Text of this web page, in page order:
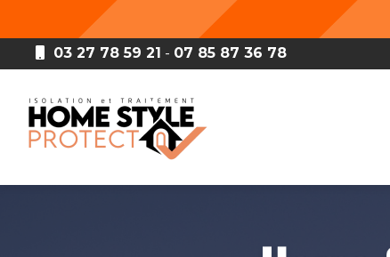
contenu
principal
03 27 78 59 21 - 07 85 87 36 78